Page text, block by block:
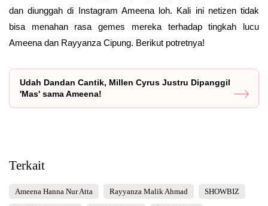
dan diunggah di Instagram Ameena loh. Kali ini netizen tidak
bisa menahan rasa gemes mereka terhadap tingkah lucu
Ameena dan Rayyanza Cipung. Berikut potretnya!
Udah Dandan Cantik, Millen Cyrus Justru Dipanggil
'Mas' sama Ameena!
Terkait
Ameena Hanna Nur Atta Rayyanza Malik Ahmad SHOWBIZ